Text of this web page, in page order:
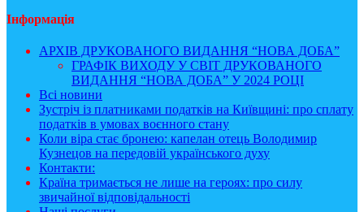
Інформація
АРХІВ ДРУКОВАНОГО ВИДАННЯ “НОВА ДОБА”
ГРАФІК ВИХОДУ У СВІТ ДРУКОВАНОГО
ВИДАННЯ “НОВА ДОБА” У 2024 РОЦІ
Всі новини
Зустріч із платниками податків на Київщині: про сплату
податків в умовах воєнного стану
Коли віра стає бронею: капелан отець Володимир
Кузнецов на передовій українського духу
Контакти:
Країна тримається не лише на героях: про силу
звичайної відповідальності